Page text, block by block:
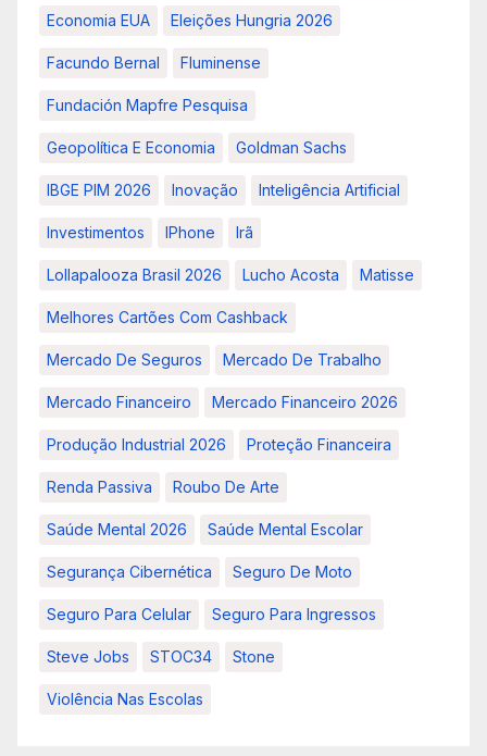
Economia EUA Eleições Hungria 2026
Facundo Bernal Fluminense
Fundación Mapfre Pesquisa
Geopolítica E Economia Goldman Sachs
IBGE PIM 2026 Inovação Inteligência Artificial
Investimentos IPhone Irã
Lollapalooza Brasil 2026 Lucho Acosta Matisse
Melhores Cartões Com Cashback
Mercado De Seguros Mercado De Trabalho
Mercado Financeiro Mercado Financeiro 2026
Produção Industrial 2026 Proteção Financeira
Renda Passiva Roubo De Arte
Saúde Mental 2026 Saúde Mental Escolar
Segurança Cibernética Seguro De Moto
Seguro Para Celular Seguro Para Ingressos
Steve Jobs STOC34 Stone
Violência Nas Escolas